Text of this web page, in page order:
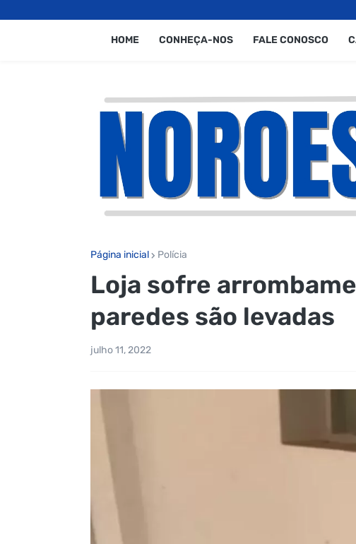
HOME CONHEÇA-NOS FALE CONOSCO
Página inicial Polícia
Loja sofre
paredes são levadas
julho 11, 2022